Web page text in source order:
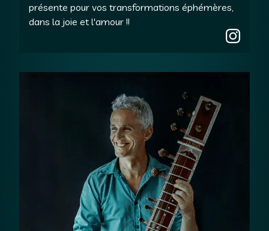
présente pour vos transformations éphémères,
dans la joie et l'amour !!